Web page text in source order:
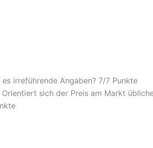
irreführende Angaben? 7/7 Punkte
sich der Preis am Markt